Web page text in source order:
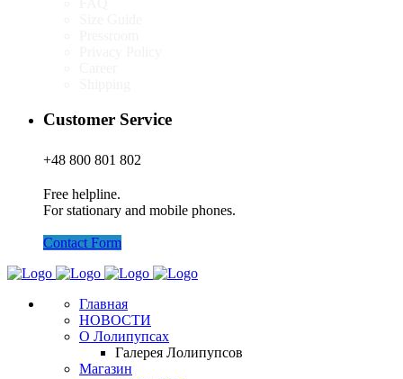
Customer Service
+48 800 801 802
Free helpline.
For stationary and mobile phones.
Contact Form
Главная
НОВОСТИ
О Лолипупсах
Галерея Лолипупсов
Магазин